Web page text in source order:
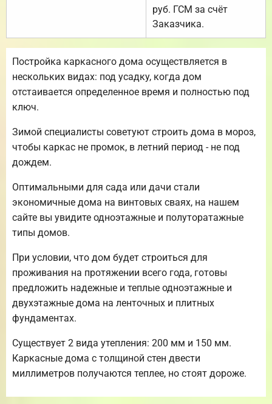
руб. ГСМ за счёт
Заказчика.
Постройка каркасного дома осуществляется в
нескольких видах: под усадку, когда дом
отстаивается определенное время и полностью под
ключ.
Зимой специалисты советуют строить дома в мороз,
чтобы каркас не промок, в летний период - не под
дождем.
Оптимальными для сада или дачи стали
экономичные дома на винтовых сваях, на нашем
сайте вы увидите одноэтажные и полуторатажные
типы домов.
При условии, что дом будет строиться для
проживания на протяжении всего года, готовы
предложить надежные и теплые одноэтажные и
двухэтажные дома на ленточных и плитных
фундаментах.
Существует 2 вида утепления: 200 мм и 150 мм.
Каркасные дома с толщиной стен двести
миллиметров получаются теплее, но стоят дороже.